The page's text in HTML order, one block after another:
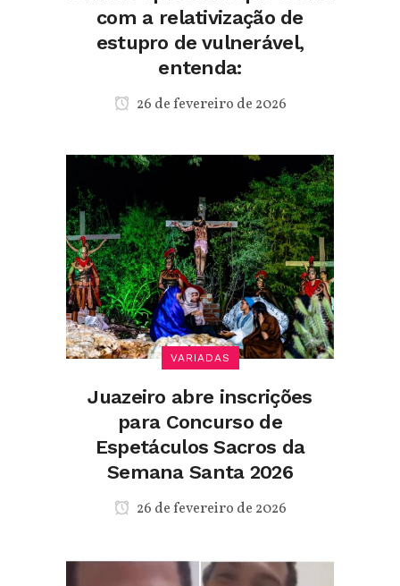
com a relativização de
estupro de vulnerável,
entenda:
26 de fevereiro de 2026
VARIADAS
Juazeiro abre inscrições
para Concurso de
Espetáculos Sacros da
Semana Santa 2026
26 de fevereiro de 2026